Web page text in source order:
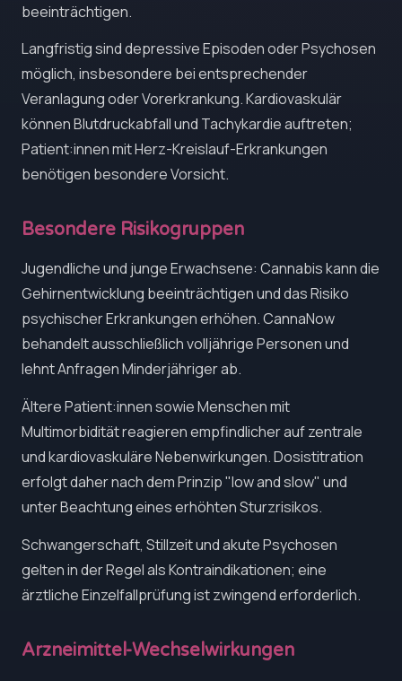
beeinträchtigen.
Langfristig sind depressive Episoden oder Psychosen
möglich, insbesondere bei entsprechender
Veranlagung oder Vorerkrankung. Kardiovaskulär
können Blutdruckabfall und Tachykardie auftreten;
Patient:innen mit Herz-Kreislauf-Erkrankungen
benötigen besondere Vorsicht.
Besondere Risikogruppen
Jugendliche und junge Erwachsene: Cannabis kann die
Gehirnentwicklung beeinträchtigen und das Risiko
psychischer Erkrankungen erhöhen. CannaNow
behandelt ausschließlich volljährige Personen und
lehnt Anfragen Minderjähriger ab.
Ältere Patient:innen sowie Menschen mit
Multimorbidität reagieren empfindlicher auf zentrale
und kardiovaskuläre Nebenwirkungen. Dosistitration
erfolgt daher nach dem Prinzip "low and slow" und
unter Beachtung eines erhöhten Sturzrisikos.
Schwangerschaft, Stillzeit und akute Psychosen
gelten in der Regel als Kontraindikationen; eine
ärztliche Einzelfallprüfung ist zwingend erforderlich.
Arzneimittel-Wechselwirkungen